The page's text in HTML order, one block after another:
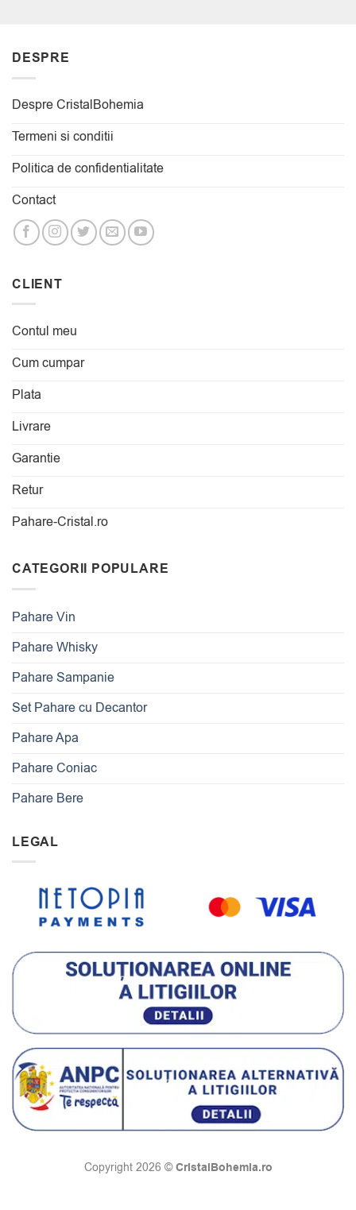
DESPRE
Despre CristalBohemia
Termeni si conditii
Politica de confidentialitate
Contact
CLIENT
Contul meu
Cum cumpar
Plata
Livrare
Garantie
Retur
Pahare-Cristal.ro
CATEGORII POPULARE
Pahare Vin
Pahare Whisky
Pahare Sampanie
Set Pahare cu Decantor
Pahare Apa
Pahare Coniac
Pahare Bere
LEGAL
Copyright 2026 ©CristalBohemia.ro